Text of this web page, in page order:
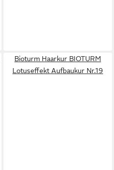
Bioturm Haarkur BIOTURM
Lotuseffekt Aufbaukur Nr.19